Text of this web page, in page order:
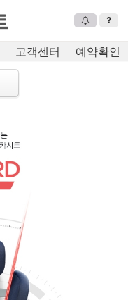
고객센터 예약확인